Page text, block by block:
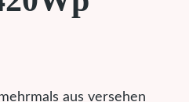
aus versehen